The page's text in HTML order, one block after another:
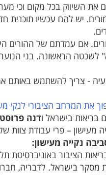
את השיווק בכל מקום וכי
יש להם עכשיו
אם עמדתם של ההורים
לשכטה הראשונה. בני
- צריך להשתמש באותם
את המרחב הציבורי לנקי
בריאות בישראל ודנה פרוסט
מעישון – פרי עבודת צוות
נקייה מעישון:
הציבור באוניברסיטת
מסקר בישראל. לדבריה,